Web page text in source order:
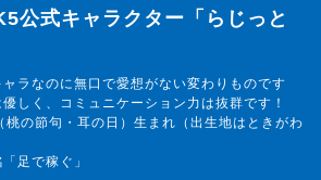
公式キャラクター「らじっと
ャラなのに無口で愛想がない変わりものです
しく、コミュニケーション力は抜群です！
桃の節句・耳の日）生まれ（出生地はときがわ
足で稼ぐ」